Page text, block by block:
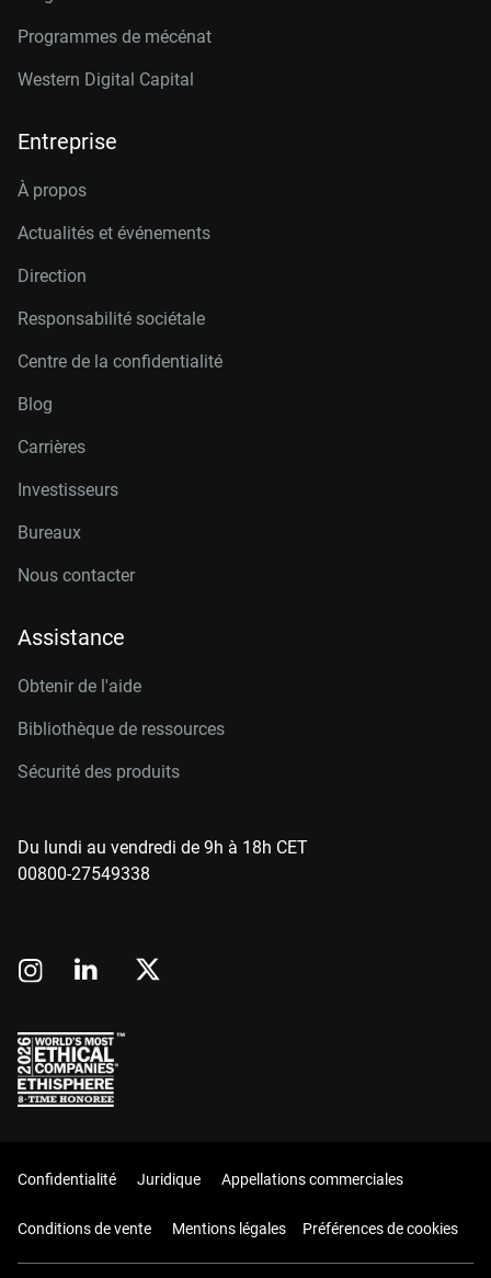
Programmes de mécénat
Western Digital Capital
Entreprise
À propos
Actualités et événements
Direction
Responsabilité sociétale
Centre de la confidentialité
Blog
Carrières
Investisseurs
Bureaux
Nous contacter
Assistance
Obtenir de l'aide
Bibliothèque de ressources
Sécurité des produits
Du lundi au vendredi de 9h à 18h CET
00800-27549338
Confidentialité Juridique Appellations commerciales
Conditions de vente Mentions légales Préférences de cookies